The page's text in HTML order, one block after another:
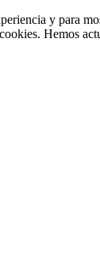
y para
Hemos